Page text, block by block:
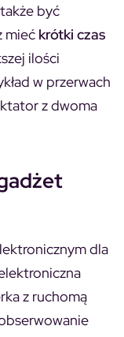
być
mieć krótki czas
ilości
w przerwach
z dwoma
dla
z ruchomą